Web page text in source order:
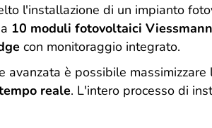
l'installazione di un impianto
10 moduli fotovoltaici
con monitoraggio integrato.
avanzata è possibile massimizzare
reale. L'intero processo di